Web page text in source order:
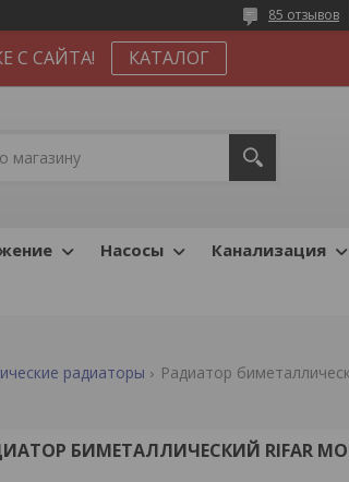
85 отзывов
С САЙТА! КАТАЛОГ
Насосы Канализация
радиаторы Радиатор
БИМЕТАЛЛИЧЕСКИЙ RIFAR